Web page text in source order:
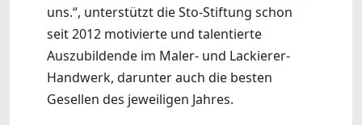
uns.“, unterstützt die Sto-Stiftung schon
seit 2012 motivierte und talentierte
Auszubildende im Maler- und Lackierer-
Handwerk, darunter auch die besten
Gesellen des jeweiligen Jahres.